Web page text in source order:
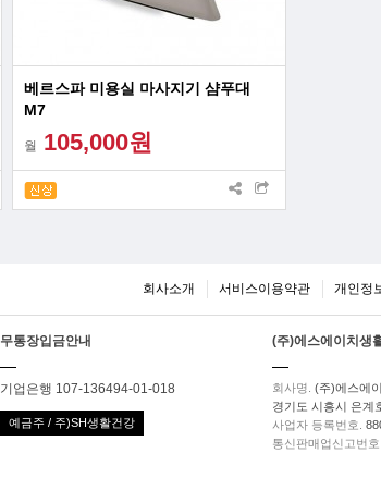
베르스파 미용실 마사지기 샴푸대
M7
월 105,000원
회사소개 서비스이용약관 개인정
무통장입금안내
기업은행 107-136494-01-018
예금주 / 주)SH생활건강
(주)에스에이치생
회사명. (주)에스에
경기도 시흥시 은계
사업자 등록번호.
통신판매업신고번호.